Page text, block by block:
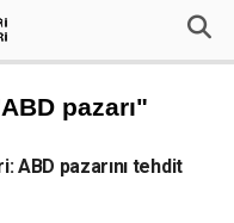
pazarı"
ABD pazarını tehdit